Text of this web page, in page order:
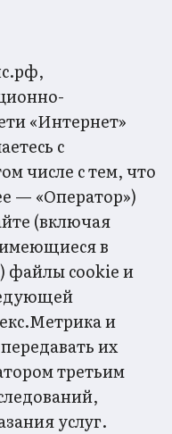
«Интернет»
с
числе с тем, что
— «Оператор»)
(включая
в
файлы cookie и
и
их
третьим
услуг.